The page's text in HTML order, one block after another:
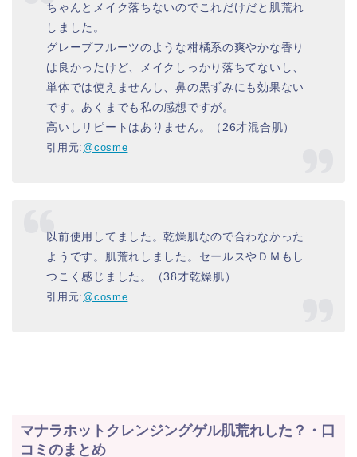
ちゃんとメイク落ちないのでこれだけだと肌荒れ
しました。
グレープフルーツのような柑橘系の爽やかな香り
は良かったけど、メイクしっかり落ちてないし、
単体では使えませんし、鼻の黒ずみにも効果ない
です。あくまでも私の感想ですが。
高いしリピートはありません。（26才混合肌）
引用元: @cosme
以前使用してました。乾燥肌なので合わなかった
ようです。肌荒れしました。セールスやＤＭもし
つこく感じました。（38才乾燥肌）
引用元: @cosme
マナラホットクレンジングゲル肌荒れした？・口
コミのまとめ